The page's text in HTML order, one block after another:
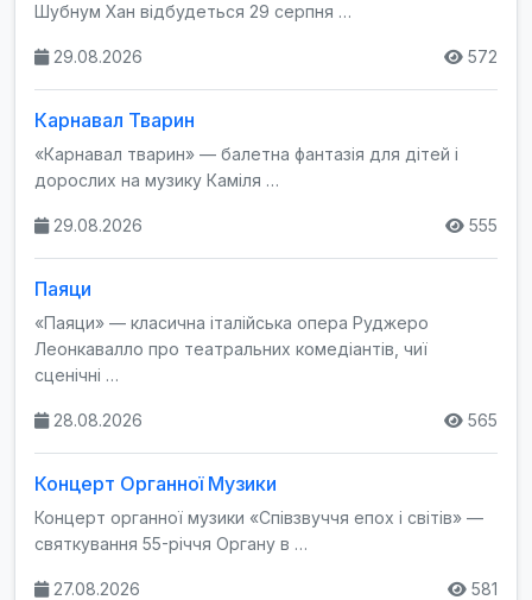
Шубнум Хан відбудеться 29 серпня …
29.08.2026 572
Карнавал Тварин
«Карнавал тварин» — балетна фантазія для дітей і
дорослих на музику Каміля …
29.08.2026 555
Паяци
«Паяци» — класична італійська опера Руджеро
Леонкавалло про театральних комедіантів, чиї
сценічні …
28.08.2026 565
Концерт Органної Музики
Концерт органної музики «Співзвуччя епох і світів» —
святкування 55-річчя Органу в …
27.08.2026 581